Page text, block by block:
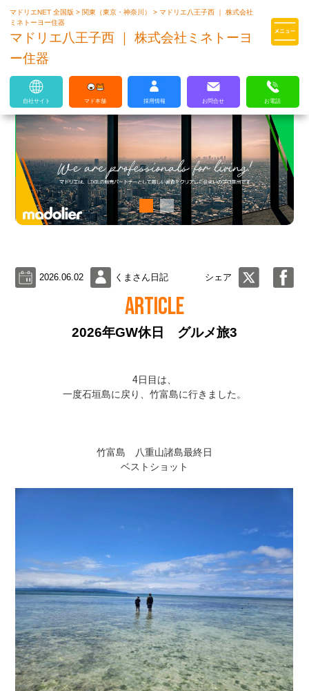
マドリエはLIXILの厳しい基準を
マドリエNET 全国版> 関東（東京・神奈川）>マドリエ八王子西 ｜ 株式会社
ミネトーヨー住器
マドリエ八王子西 ｜ 株式会社ミネトーヨ
ー住器
自社サイト マド本舗 採用情報 お問合せ お電話
2026.06.02 くまさん日記 シェア
ARTICLE
2026年GW休日 グルメ旅3